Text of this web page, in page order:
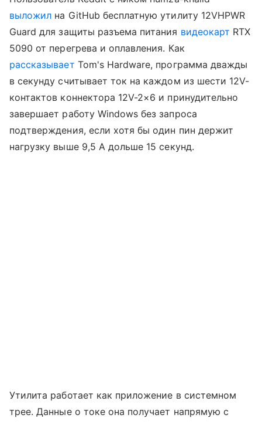
выложил на GitHub бесплатную утилиту 12VHPWR
Guard для защиты разъема питания видеокарт RTX
5090 от перегрева и оплавления. Как
рассказывает Tom's Hardware, программа дважды
в секунду считывает ток на каждом из шести 12V-
контактов коннектора 12V-2×6 и принудительно
завершает работу Windows без запроса
подтверждения, если хотя бы один пин держит
нагрузку выше 9,5 А дольше 15 секунд.
Утилита работает как приложение в системном
трее. Данные о токе она получает напрямую с